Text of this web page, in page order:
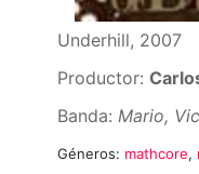
Underhill, 2007
Productor:
Banda: Mario,
Géneros: mathcore,